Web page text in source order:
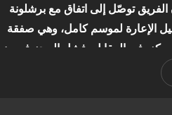
توصّل إلى اتفاق مع برشلونة
الإعارة لموسم كامل، وهي صفقة
في المقابل، فشل الريدز في ضم
أنفيلد.
بشأن برادلي بارسولا، غير أن
يُقلق المراقبين، فيما يرصد الفريق أيضاً